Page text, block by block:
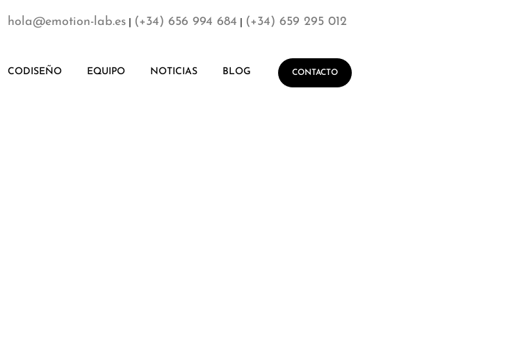
hola@emotion-lab.es (+34) 656 994 684 (+34) 659 295 012
CODISEÑO EQUIPO NOTICIAS BLOG CONTACTO